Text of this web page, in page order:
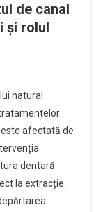
de canal
și rolul
natural
afectată de
dentară
la extracție.